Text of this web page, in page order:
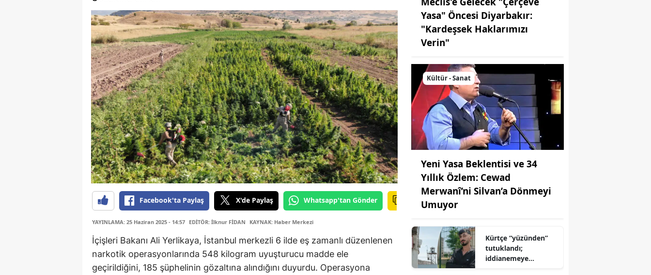
Facebook'ta Paylaş X'de Paylaş Whatsapp'tan Gönder
YAYINLAMA: 25 Haziran 2025 - 14:57 EDİTÖR: İlknur FİDAN KAYNAK: Haber Merkezi
İçişleri Bakanı Ali Yerlikaya, İstanbul merkezli 6 ilde eş zamanlı düzenlenen
narkotik operasyonlarında 548 kilogram uyuşturucu madde ele
geçirildiğini, 185 şüphelinin gözaltına alındığını duyurdu. Operasyona
Yasa" Öncesi Diyarbakır:
"Kardeşsek Haklarımızı
Verin"
Kültür - Sanat
Yeni Yasa Beklentisi ve 34
Yıllık Özlem: Cewad
Merwanî’ni Silvan’a Dönmeyi
Umuyor
Kürtçe “yüzünden”
tutuklandı;
iddianemeye